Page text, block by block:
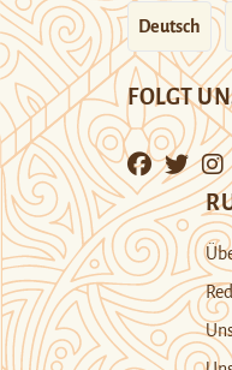
Deutsch
FOLGT